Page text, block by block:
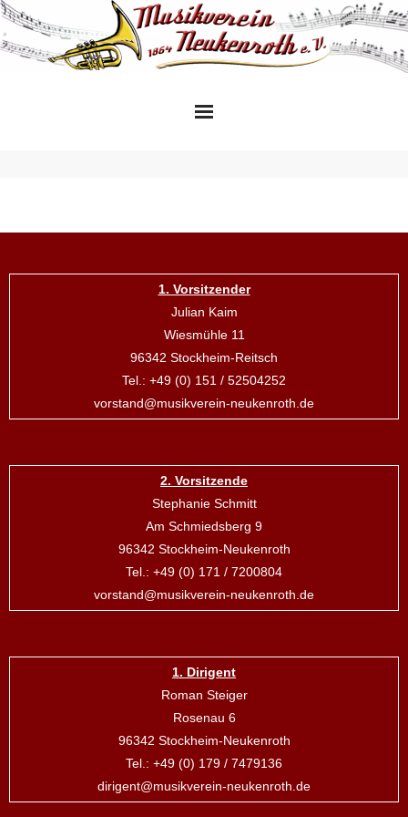
Skip
to
content
1. Vorsitzender
Julian Kaim
Wiesmühle 11
96342 Stockheim-Reitsch
Tel.: +49 (0) 151 / 52504252
vorstand@musikverein-neukenroth.de
2. Vorsitzende
Stephanie Schmitt
Am Schmiedsberg 9
96342 Stockheim-Neukenroth
Tel.: +49 (0) 171 / 7200804
vorstand@musikverein-neukenroth.de
1. Dirigent
Roman Steiger
Rosenau 6
96342 Stockheim-Neukenroth
Tel.: +49 (0) 179 / 7479136
dirigent@musikverein-neukenroth.de